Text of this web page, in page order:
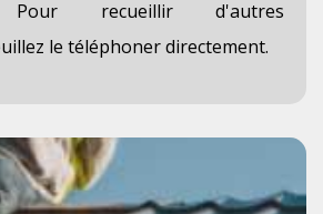
Pour recueillir d'autres
le téléphoner directement.